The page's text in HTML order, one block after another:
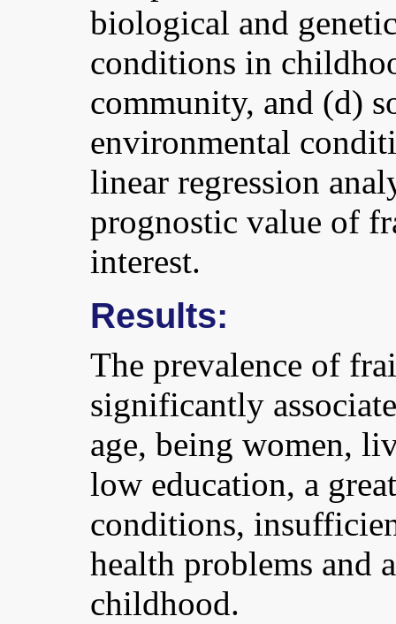
biological and
conditions in
community, and (d)
environmental
linear regression
prognostic value of
interest.
Results:
The prevalence of
significantly
age, being women,
low education, a
conditions,
health problems and
childhood.